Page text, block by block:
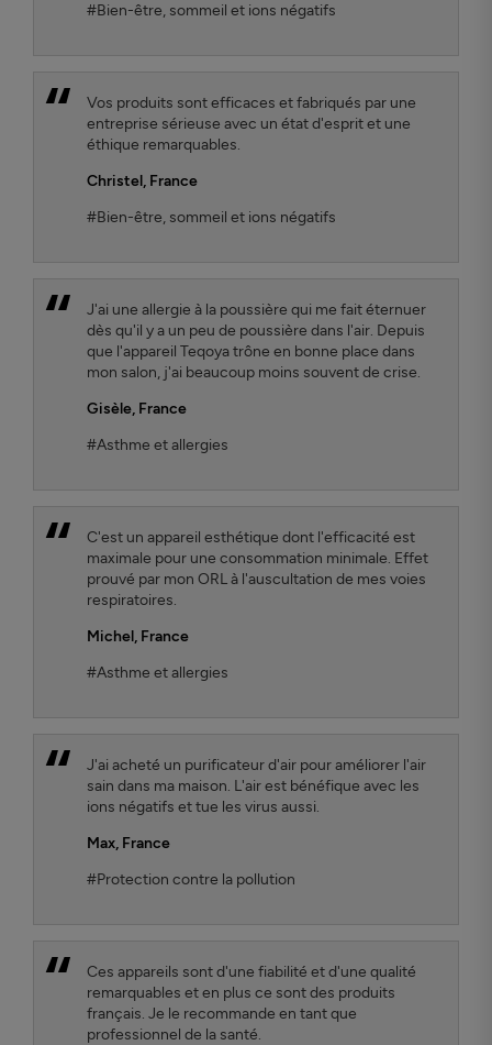
#Bien-être, sommeil et ions négatifs
Vos produits sont efficaces et fabriqués par une
entreprise sérieuse avec un état d'esprit et une
éthique remarquables.
Christel, France
#Bien-être, sommeil et ions négatifs
J'ai une allergie à la poussière qui me fait éternuer
dès qu'il y a un peu de poussière dans l'air. Depuis
que l'appareil Teqoya trône en bonne place dans
mon salon, j'ai beaucoup moins souvent de crise.
Gisèle, France
#Asthme et allergies
C'est un appareil esthétique dont l'efficacité est
maximale pour une consommation minimale. Effet
prouvé par mon ORL à l'auscultation de mes voies
respiratoires.
Michel, France
#Asthme et allergies
J'ai acheté un purificateur d'air pour améliorer l'air
sain dans ma maison. L'air est bénéfique avec les
ions négatifs et tue les virus aussi.
Max, France
#Protection contre la pollution
Ces appareils sont d'une fiabilité et d'une qualité
remarquables et en plus ce sont des produits
français. Je le recommande en tant que
professionnel de la santé.